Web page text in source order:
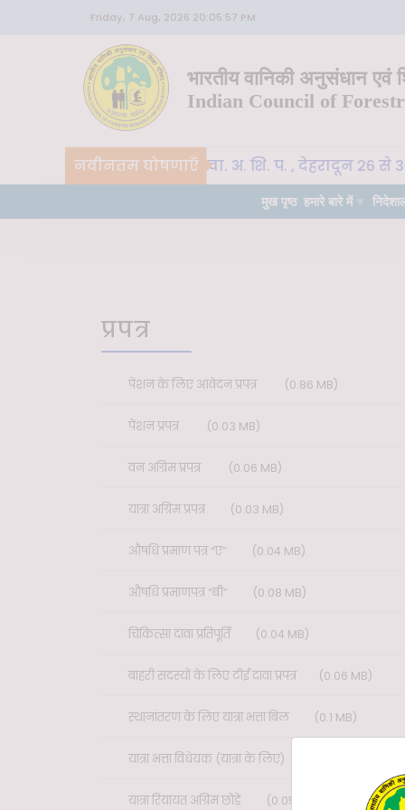
Friday, 7 Aug, 2026 20:05:57 PM
भारतीय वानिकी अनुसंधान एवं
Indian Council of
नवीनतम घोषणाएँ
महत्वपूर्ण CoE-SLM, भा. वा. अ. शि. प. , देहरादून 26 से
मुख पृष्ठ हमारे बारे में
प्रपत्र
पेंशन के लिए आवेदन प्रपत्र (0.86 MB)
पेंशन प्रपत्र (0.03 MB)
वन अग्रिम प्रपत्र (0.06 MB)
यात्रा अग्रिम प्रपत्र (0.03 MB)
औषधि प्रमाण पत्र “ए” (0.04 MB)
औषधि प्रमाणपत्र “बी” (0.08 MB)
चिकित्सा दावा प्रतिपूर्ति (0.04 MB)
बाहरी सदस्यों के लिए टीई दावा प्रपत्र (0.06 MB)
स्थानांतरण के लिए यात्रा भत्ता बिल (0.1 MB)
यात्रा भत्ता विधेयक (यात्रा के लिए)
यात्रा रियायत अग्रिम छोड़ें (0.05 MB)